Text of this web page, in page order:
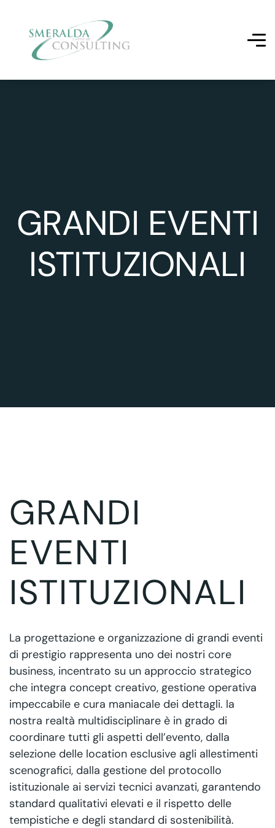
GRANDI EVENTI
ISTITUZIONALI
GRANDI
EVENTI
ISTITUZIONALI
La progettazione e organizzazione di grandi eventi
di prestigio rappresenta uno dei nostri core
business, incentrato su un approccio strategico
che integra concept creativo, gestione operativa
impeccabile e cura maniacale dei dettagli. la
nostra realtà multidisciplinare è in grado di
coordinare tutti gli aspetti dell’evento, dalla
selezione delle location esclusive agli allestimenti
scenografici, dalla gestione del protocollo
istituzionale ai servizi tecnici avanzati, garantendo
standard qualitativi elevati e il rispetto delle
tempistiche e degli standard di sostenibilità.